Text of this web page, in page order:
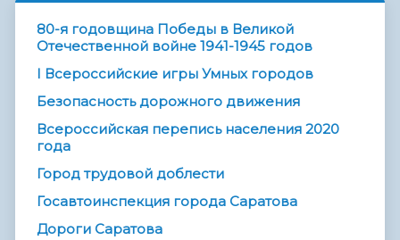
80-я годовщина Победы в Великой
Отечественной войне 1941-1945 годов
I Всероссийские игры Умных городов
Безопасность дорожного движения
Всероссийская перепись населения 2020
года
Город трудовой доблести
Госавтоинспекция города Саратова
Дороги Саратова